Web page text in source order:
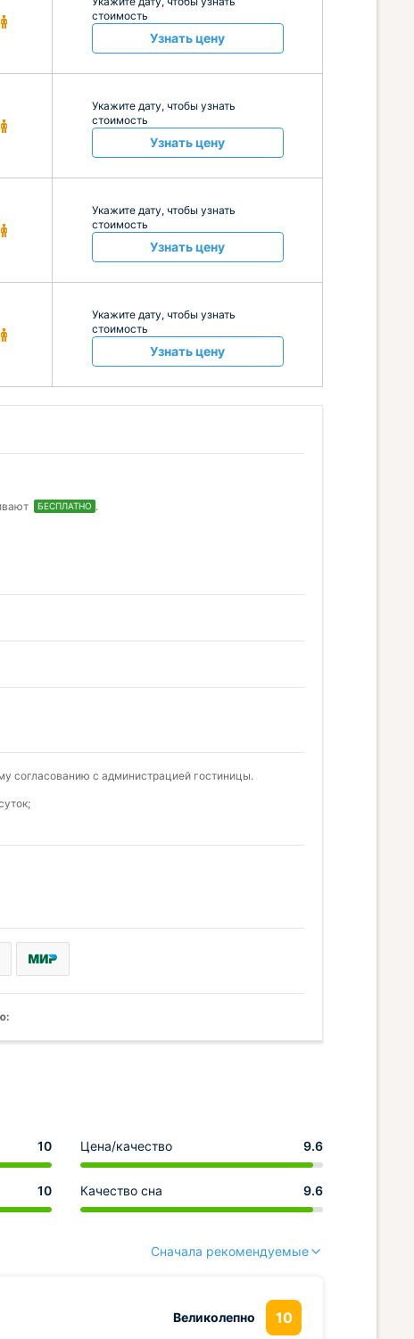
стоимость
Узнать цену
Укажите дату, чтобы узнать
стоимость
Узнать цену
Укажите дату, чтобы узнать
стоимость
Узнать цену
Укажите дату, чтобы узнать
стоимость
Узнать цену
БЕСПЛАТНО .
согласованию с администрацией гостиницы.
10 Цена/качество 9.6
10 Качество сна 9.6
Сначала рекомендуемые
Великолепно 10